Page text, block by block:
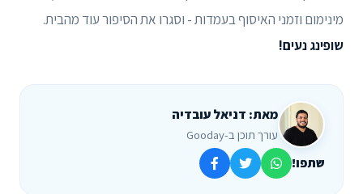
מינימום וזמני האיסוף בעמדות - וסגרו את הסיפור עוד מהבית.
שופינג נעים!
מאת: דניאל עובדיה
עורך תוכן ב-Gooday
שתפו!